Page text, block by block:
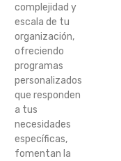
complejidad y
escala de tu
organización,
ofreciendo
programas
personalizados
que responden
a tus
necesidades
específicas,
fomentan la